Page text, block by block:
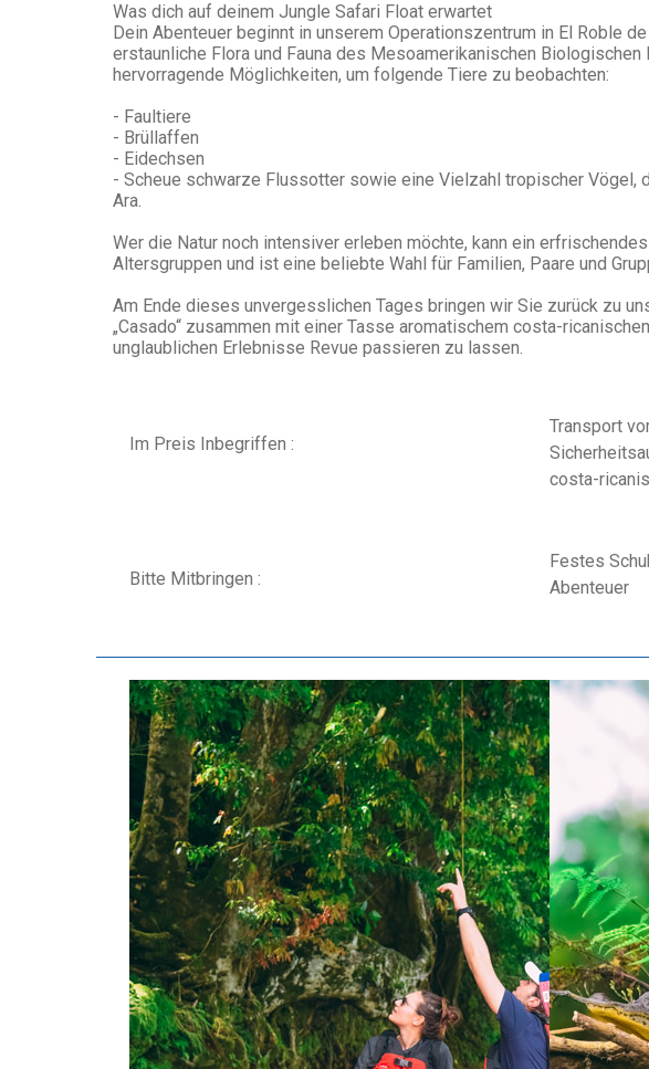
Was dich auf deinem Jungle Safari Float erwartet
Dein Abenteuer beginnt in unserem Operationszentrum in El Roble
erstaunliche Flora und Fauna des Mesoamerikanischen
hervorragende Möglichkeiten, um folgende Tiere zu beobachten:
- Faultiere
- Brüllaffen
- Eidechsen
- Scheue schwarze Flussotter sowie eine Vielzahl tropischer Vögel,
Ara.
Wer die Natur noch intensiver erleben möchte, kann ein
Altersgruppen und ist eine beliebte Wahl für Familien, Paare und
Am Ende dieses unvergesslichen Tages bringen wir Sie zurück zu
„Casado“ zusammen mit einer Tasse aromatischem costa-
unglaublichen Erlebnisse Revue passieren zu lassen.
Im Preis Inbegriffen :
Transport
costa-
Bitte Mitbringen :
Festes
Abenteuer